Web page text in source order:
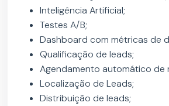
Inteligência Artificial;
Testes A/B;
Dashboard com métricas de
Qualificação de leads;
Agendamento automático de
Localização de Leads;
Distribuição de leads;